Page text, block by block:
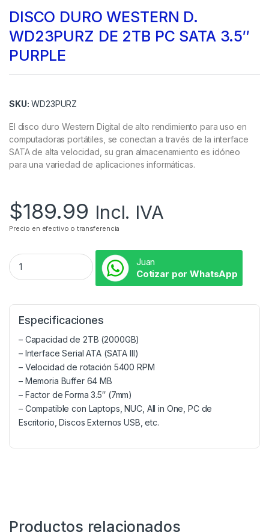
DISCO DURO WESTERN D.
WD23PURZ DE 2TB PC SATA 3.5″
PURPLE
SKU: WD23PURZ
El disco duro Western Digital de alto rendimiento para uso en
computadoras portátiles, se conectan a través de la interface
SATA de alta velocidad, su gran almacenamiento es idóneo
para una variedad de aplicaciones informáticas.
$189.99 Incl. IVA
Precio en efectivo o transferencia
Juan
Cotizar por WhatsApp
Especificaciones
– Capacidad de 2TB (2000GB)
– Interface Serial ATA (SATA III)
– Velocidad de rotación 5400 RPM
– Memoria Buffer 64 MB
– Factor de Forma 3.5″ (7mm)
– Compatible con Laptops, NUC, All in One, PC de
Escritorio, Discos Externos USB, etc.
Productos relacionados